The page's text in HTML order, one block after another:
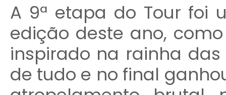
A 9ª etapa do Tour foi
edição deste ano,
inspirado na rainha das
de tudo e no final